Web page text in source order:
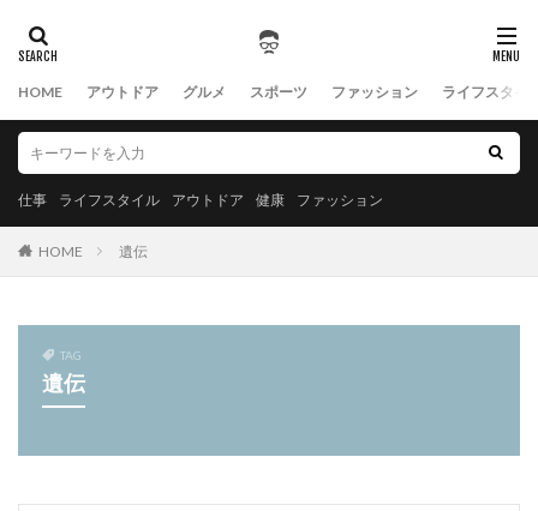
HOME アウトドア グルメ スポーツ ファッション ライフスタイ
仕事 ライフスタイル アウトドア 健康 ファッション
HOME 遺伝
TAG
遺伝